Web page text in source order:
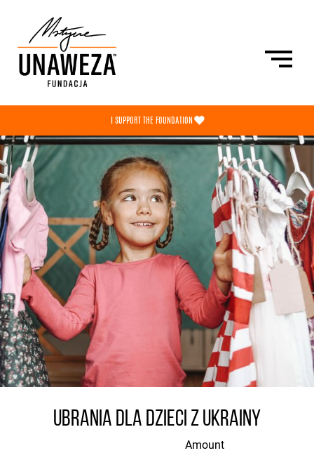
THE FOUNDATION NEWS SHOP
I SUPPORT THE FOUNDATION
UBRANIA DLA DZIECI Z UKRAINY
Amount